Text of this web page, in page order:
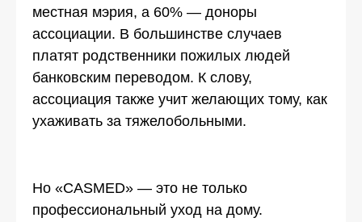
местная мэрия, а 60% — доноры
ассоциации. В большинстве случаев
платят родственники пожилых людей
банковским переводом. К слову,
ассоциация также учит желающих тому, как
ухаживать за тяжелобольными.
Но «CASMED» — это не только
профессиональный уход на дому.